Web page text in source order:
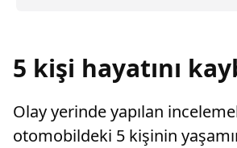
5 kişi hayatını
Olay yerinde yapılan
otomobildeki 5 kişinin